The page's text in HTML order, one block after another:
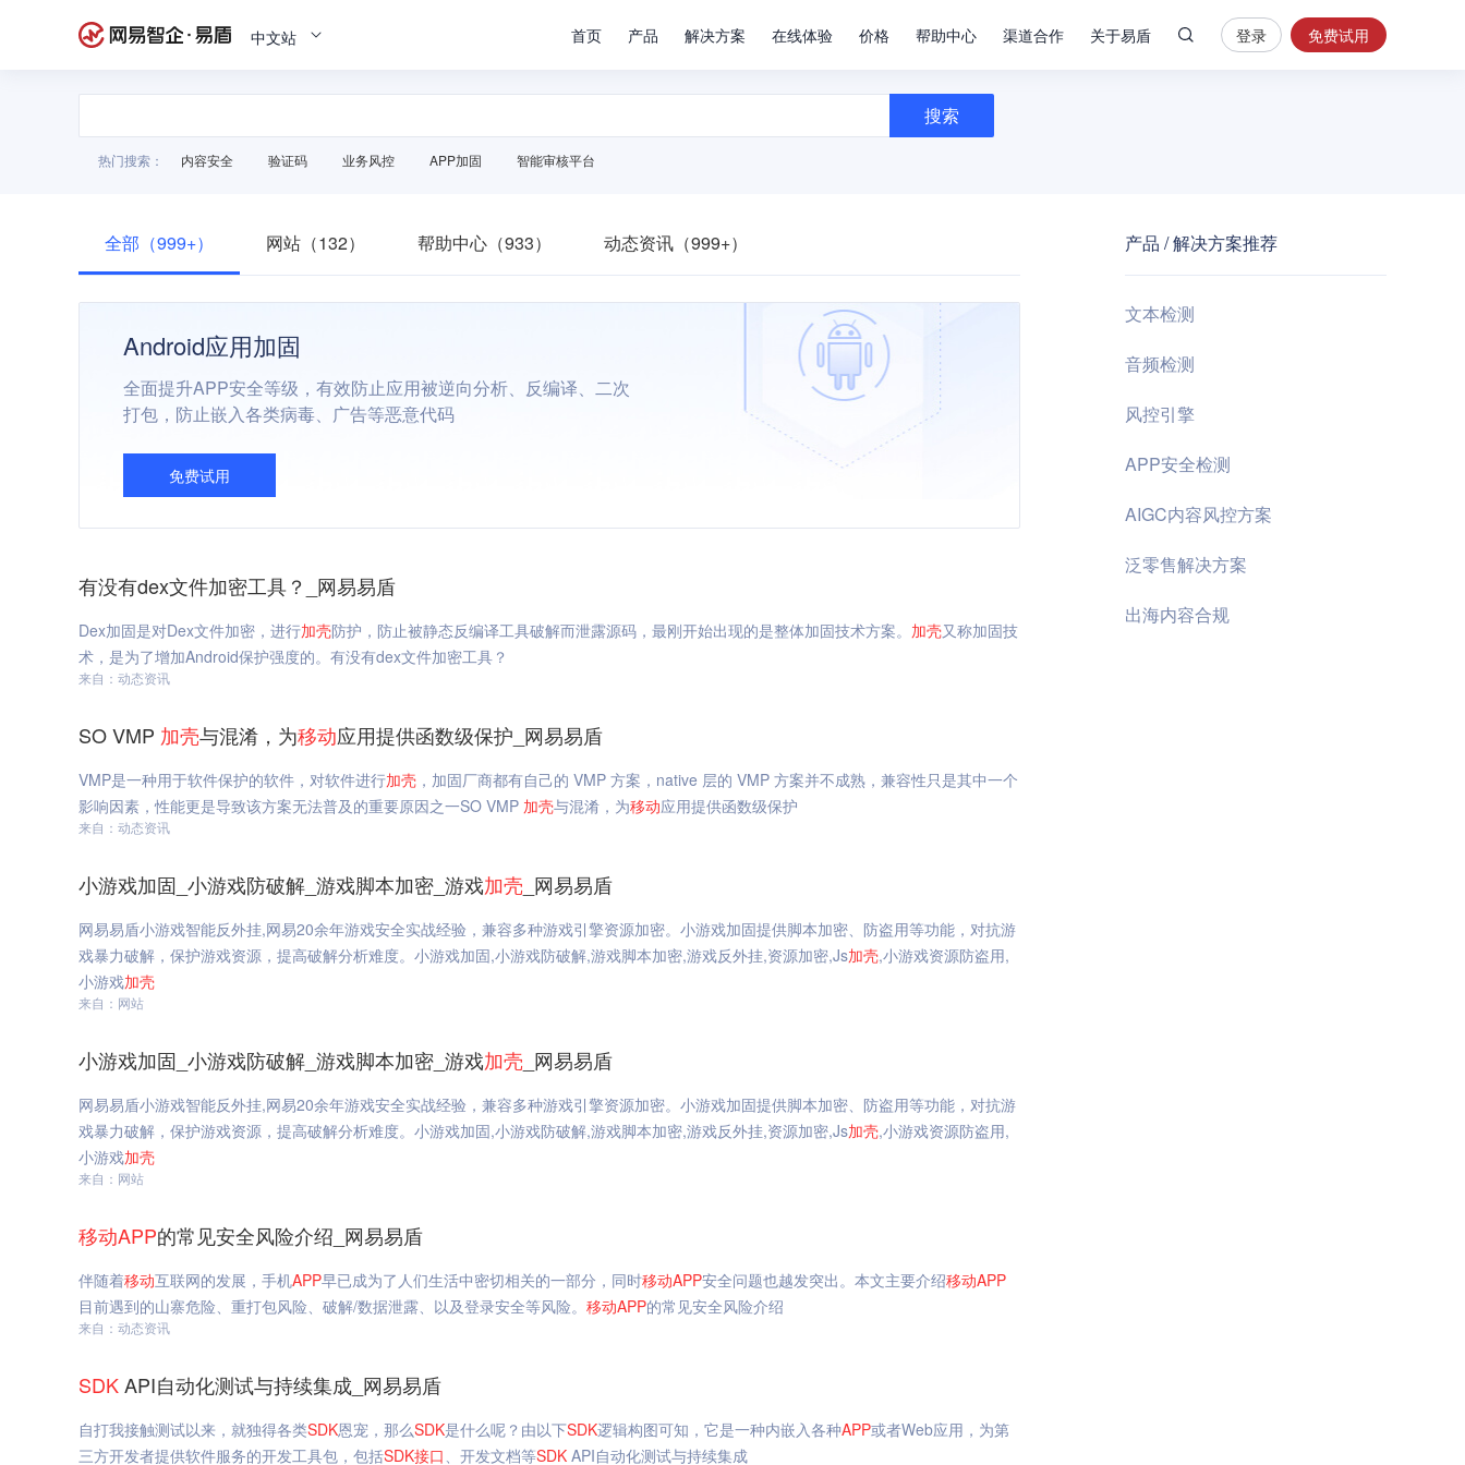
中文站 首页 产品 解决方案 在线体验 价格 帮助中心 渠道合作 关于易盾
安
全
控
登录 免费试用
搜索
热门搜索： 内容安全 验证码 业务风控 APP加固 智能审核平台
全部（999+） 网站（132） 帮助中心（933） 动态资讯（999+）
Android应用加固
全面提升APP安全等级，有效防止应用被逆向分析、反编译、二次
打包，防止嵌入各类病毒、广告等恶意代码
免费试用
有没有dex文件加密工具？_网易易盾
Dex加固是对Dex文件加密，进行加壳防护，防止被静态反编译工具破解而泄露源码，最刚开始出现的是整体加固技术方案。 加壳又称加固技
术，是为了增加Android保护强度的。有没有dex文件加密工具？
来自：动态资讯
SO VMP 加壳与混淆，为移动应用提供函数级保护_网易易盾
VMP是一种用于软件保护的软件，对软件进行加壳 ，加固厂商都有自己的 VMP 方案，native 层的 VMP 方案并不成熟，兼容性只是其中一个
影响因素，性能更是导致该方案无法普及的重要原因之一SO VMP 加壳与混淆，为移动应用提供函数级保护
来自：动态资讯
小游戏加固_小游戏防破解_游戏脚本加密_游戏加壳 _网易易盾
网易易盾小游戏智能反外挂,网易20余年游戏安全实战经验，兼容多种游戏引擎资源加密。小游戏加固提供脚本加密、防盗用等功能，对抗游
戏暴力破解，保护游戏资源，提高破解分析难度。小游戏加固,小游戏防破解,游戏脚本加密,游戏反外挂,资源加密,Js加壳,小游戏资源防盗用,
小游戏加壳
来自：网站
小游戏加固_小游戏防破解_游戏脚本加密_游戏加壳 _网易易盾
网易易盾小游戏智能反外挂,网易20余年游戏安全实战经验，兼容多种游戏引擎资源加密。小游戏加固提供脚本加密、防盗用等功能，对抗游
戏暴力破解，保护游戏资源，提高破解分析难度。小游戏加固,小游戏防破解,游戏脚本加密,游戏反外挂,资源加密,Js加壳,小游戏资源防盗用,
小游戏加壳
来自：网站
移动APP的常见安全风险介绍_网易易盾
伴随着移动互联网的发展，手机APP早已成为了人们生活中密切相关的一部分，同时移动APP安全问题也越发突出。本文主要介绍移动APP
目前遇到的山寨危险、重打包风险、破解/数据泄露、以及登录安全等风险。 移动APP的常见安全风险介绍
来自：动态资讯
SDKAPI自动化测试与持续集成_网易易盾
自打我接触测试以来，就独得各类SDK恩宠，那么SDK是什么呢？由以下SDK逻辑构图可知，它是一种内嵌入各种APP或者Web应用，为第
三方开发者提供软件服务的开发工具包，包括SDK接口 、开发文档等SDK API自动化测试与持续集成
产品 / 解决方案推荐
文本检测
音频检测
风控引擎
APP安全检测
AIGC内容风控方案
泛零售解决方案
出海内容合规